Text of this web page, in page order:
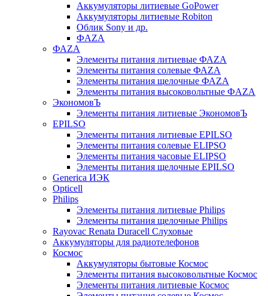
Аккумуляторы литиевые GoPower
Аккумуляторы литиевые Robiton
Облик Sony и др.
ФAZA
ФАZA
Элементы питания литиевые ФАZА
Элементы питания солевые ФАZА
Элементы питания щелочные ФАZА
Элементы питания высоковольтные ФAZA
ЭкономовЪ
Элементы питания литиевые ЭкономовЪ
EPILSO
Элементы питания литиевые EPILSO
Элементы питания солевые ELIPSO
Элементы питания часовые ELIPSO
Элементы питания щелочные EPILSO
Generica ИЭК
Opticell
Philips
Элементы питания литиевые Philips
Элементы питания щелочные Philips
Rayovac Renata Duracell Слуховые
Аккумуляторы для радиотелефонов
Космос
Аккумуляторы бытовые Космос
Элементы питания высоковольтные Космос
Элементы питания литиевые Космос